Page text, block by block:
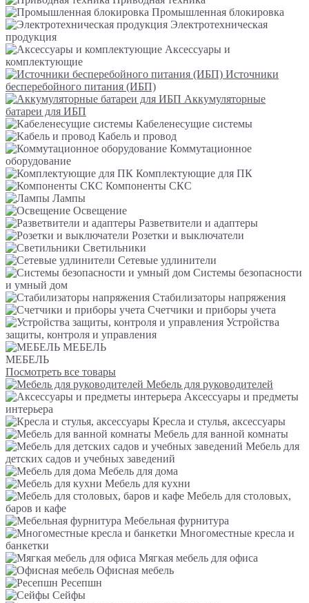
Промышленная блокировка
Электротехническая
продукция
Аксессуары и
комплектующие
Источники
бесперебойного питания (ИБП)
Аккумуляторные
батареи для ИБП
Кабеленесущие системы
Кабель и провод
Коммутационное
оборудование
Комплектующие для ПК
Компоненты СКС
Лампы
Освещение
Разветвители и адаптеры
Розетки и выключатели
Светильники
Сетевые удлинители
Системы безопасности
и умный дом
Стабилизаторы напряжения
Счетчики и приборы учета
Устройства
защиты, контроля и управления
МЕБЕЛЬ
МЕБЕЛЬ
Посмотреть все товары
Мебель для руководителей
Аксессуары и предметы
интерьера
Кресла и стулья, аксессуары
Мебель для ванной комнаты
Мебель для
детских садов и учебных заведений
Мебель для дома
Мебель для кухни
Мебель для столовых,
баров и кафе
Мебельная фурнитура
Многоместные кресла и
банкетки
Мягкая мебель для офиса
Офисная мебель
Ресепшн
Сейфы